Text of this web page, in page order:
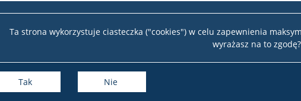
Ta strona wykorzystuje ciasteczka ("cookies") w celu zapewnienia
wyrażasz na to zgodę?
Tak Nie